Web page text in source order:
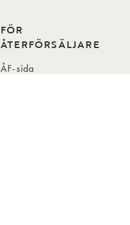
FÖR
ÅTERFÖRSÄLJARE
ÅF-sida